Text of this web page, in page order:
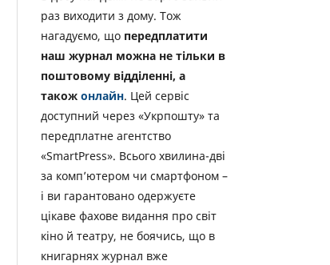
раз виходити з дому. Тож
нагадуємо, що передплатити
наш журнал можна не тільки в
поштовому відділенні, а
також онлайн. Цей сервіс
доступний через «Укрпошту» та
передплатне агентство
«SmartPress». Всього хвилина-дві
за комп’ютером чи смартфоном –
і ви гарантовано одержуєте
цікаве фахове видання про світ
кіно й театру, не боячись, що в
книгарнях журнал вже